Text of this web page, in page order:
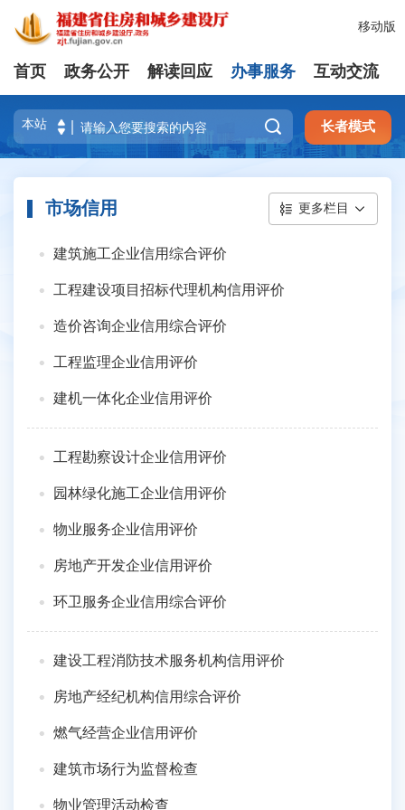
移动版
首页 政务公开 解读回应 办事服务 互动交流
 长者模式
市场信用 更多栏目
建筑施工企业信用综合评价
工程建设项目招标代理机构信用评价
造价咨询企业信用综合评价
工程监理企业信用评价
建机一体化企业信用评价
工程勘察设计企业信用评价
园林绿化施工企业信用评价
物业服务企业信用评价
房地产开发企业信用评价
环卫服务企业信用综合评价
建设工程消防技术服务机构信用评价
房地产经纪机构信用综合评价
燃气经营企业信用评价
建筑市场行为监督检查
物业管理活动检查